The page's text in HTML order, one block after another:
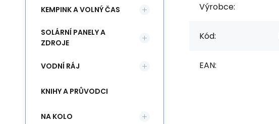
Výrobce:
Kód:
EAN:
KEMPINK A VOLNÝ ČAS
SOLÁRNÍ PANELY A
ZDROJE
VODNÍ RÁJ
KNIHY A PRŮVODCI
NA KOLO